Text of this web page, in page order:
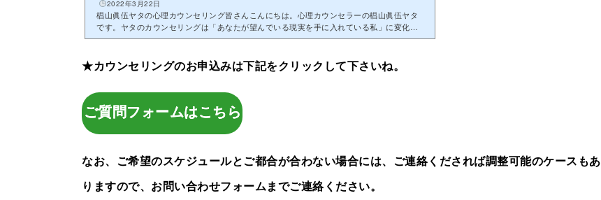
2022年3月22日
椙山眞伍ヤタの心理カウンセリング皆さんこんにちは。心理カウンセラーの椙山眞伍ヤタ
です。ヤタのカウンセリングは「あなたが望んでいる現実を手に入れている私」に変化さ
せます！椙山眞伍ヤタが今までの学びで...
★カウンセリングのお申込みは下記をクリックして下さいね。
ご質問フォームはこちら
なお、ご希望のスケジュールとご都合が合わない場合には、ご連絡くだされば調整可能のケースもあ
りますので、お問い合わせフォームまでご連絡ください。